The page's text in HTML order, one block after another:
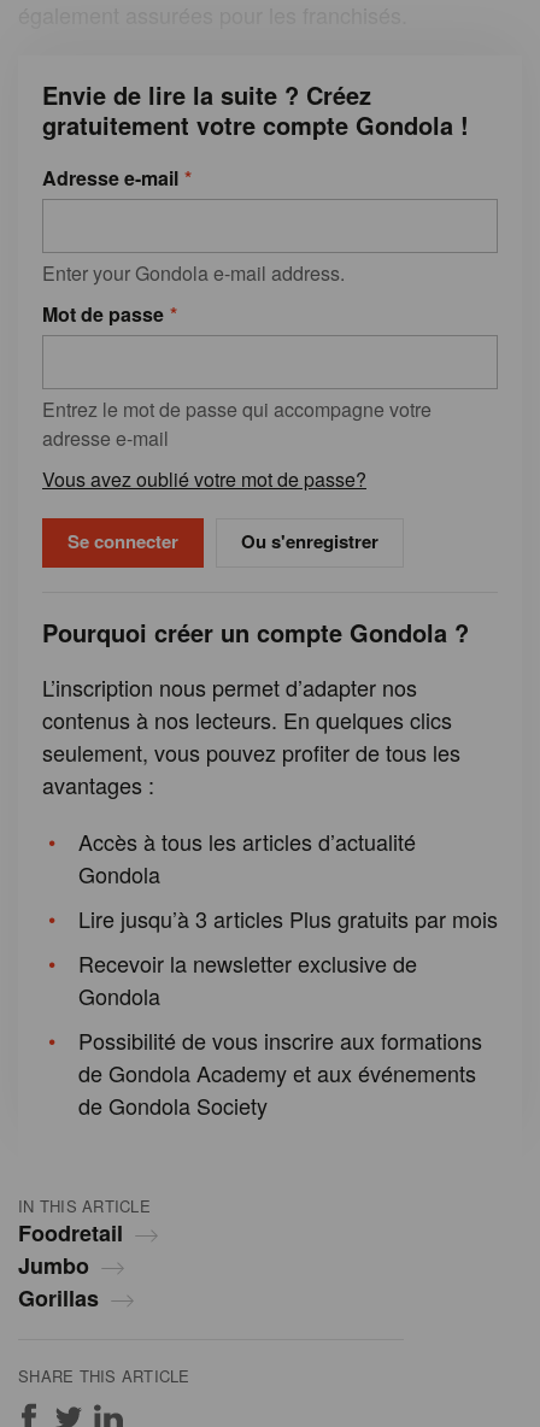
IN THIS ARTICLE
Foodretail
Jumbo
Gorillas
SHARE THIS ARTICLE
Envie de lire la suite ? Créez
gratuitement votre compte Gondola !
Adresse e-mail
Enter your Gondola e-mail address.
Mot de passe
Entrez le mot de passe qui accompagne votre
adresse e-mail
Vous avez oublié votre mot de passe?
Ou s'enregistrer
Pourquoi créer un compte Gondola ?
L’inscription nous permet d’adapter nos
contenus à nos lecteurs. En quelques clics
seulement, vous pouvez profiter de tous les
avantages :
Accès à tous les articles d’actualité
Gondola
Lire jusqu’à 3 articles Plus gratuits par mois
Recevoir la newsletter exclusive de
Gondola
Possibilité de vous inscrire aux formations
de Gondola Academy et aux événements
de Gondola Society